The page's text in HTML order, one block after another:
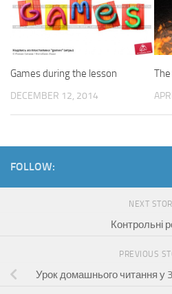
Games during the lesson
DECEMBER 12, 2014
FOLLOW:
NEXT
Контрольні
PREVIOUS
Урок домашнього читання у